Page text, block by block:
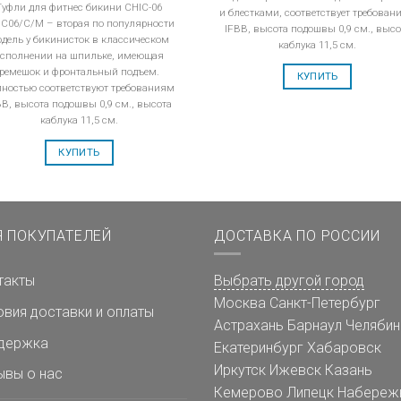
для фитнес бикини CHIC-06
C/M – вторая по популярности
у бикинисток в классическом
на шпильке, имеющая
и фронтальный подъем.
соответствуют требованиям
высота подошвы 0,9 см., высота
каблука 11,5 см.
КУПИТЬ
и блестками, соответствует
IFBB, высота подошвы 0,9 см.,
каблука 11,5 см.
КУПИТЬ
ПОКУПАТЕЛЕЙ
доставки и оплаты
о нас
ДОСТАВКА ПО РОССИИ
Выбрать другой город
Москва Санкт-Петербург
Астрахань Барнаул
Екатеринбург Хабаровск
Иркутск Ижевск Казань
Кемерово Липецк